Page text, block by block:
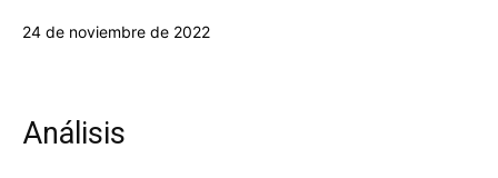
24 de noviembre de 2022
Análisis